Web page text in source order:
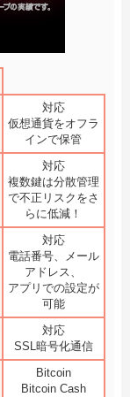
対応
仮想通貨をオフラ
インで保管
対応
複数鍵は分散管理
で不正リスクをさ
らに低減！
対応
電話番号、メール
アドレス、
アプリでの設定が
可能
対応
SSL暗号化通信
Bitcoin
Bitcoin Cash